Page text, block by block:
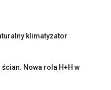
klimatyzator
Nowa rola H+H w